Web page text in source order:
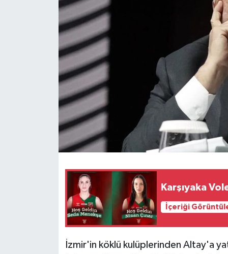
Karşıyaka
İçeriği
İzmir'in köklü kulüplerinden Altay'a